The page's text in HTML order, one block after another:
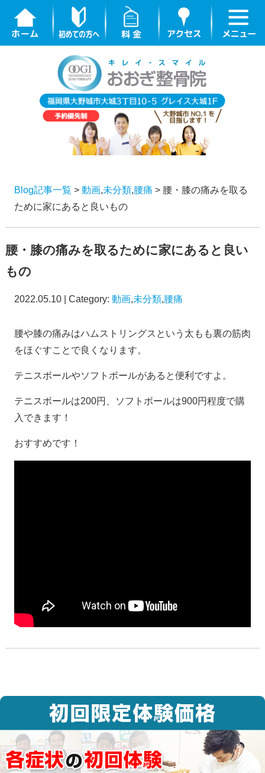
Blog記事一覧 > 動画,未分類,腰痛 > 腰・膝の痛みを取る
ために家にあると良いもの
腰・膝の痛みを取るために家にあると良い
もの
2022.05.10 | Category: 動画,未分類,腰痛
腰や膝の痛みはハムストリングスという太もも裏の筋肉
をほぐすことで良くなります。
テニスボールやソフトボールがあると便利ですよ。
テニスボールは200円、ソフトボールは900円程度で購
入できます！
おすすめです！